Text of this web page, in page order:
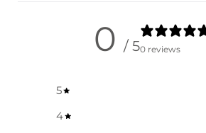
0 / 50 reviews
5
4